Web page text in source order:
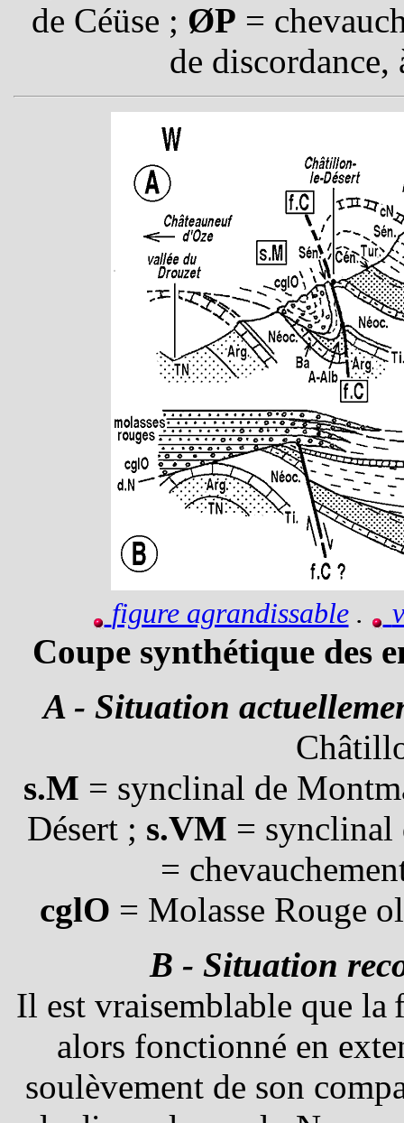
de Céüse ; ØP =
de discordance,
figure agrandissable.
Coupe synthétique des
A - Situation
s.M = synclinal de
Désert ; s.VM =
=
cglO = Molasse Rouge
B - Situation
Il est vraisemblable que la
alors fonctionné en
soulèvement de son